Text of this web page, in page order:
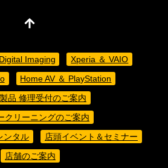
Digital Imaging
Xperia ＆ VAIO
Home AV ＆ PlayStation
品 修理受付のご案内
クリーニングのご案内
ンタル
店頭イベント＆セミナー
店舗のご案内